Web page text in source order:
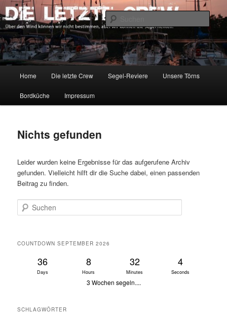
Zum
primären
Inhalt
springen
Zum
sekundären
Inhalt
springenDIE LETZTE CREW
Über den Wind können wir nicht bestimmen, aber wir können die Segel
richten.
Home Die letzte Crew Segel-Reviere Unsere Törns
Bordküche Impressum
Nichts gefunden
Leider wurden keine Ergebnisse für das aufgerufene Archiv
gefunden. Vielleicht hilft dir die Suche dabei, einen passenden
Beitrag zu finden.
Suchen
COUNTDOWN SEPTEMBER 2026
36
Days
8
Hours
32
Minutes
4
Seconds
3 Wochen segeln....
SCHLAGWÖRTER